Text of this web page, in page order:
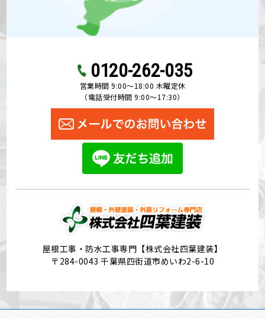
0120-262-035
営業時間 9:00〜18:00 木曜定休
（電話受付時間 9:00〜17:30）
屋根工事・防水工事専門【株式会社四葉建装】
〒284-0043 千葉県四街道市めいわ2-6-10